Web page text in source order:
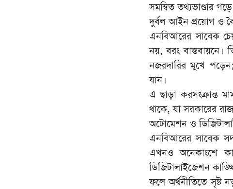
সমন্বিত তথ্যভাণ্ডার
দুর্বল আইন প্রয়োগ ও
এনবিআরের সাবেক
নয়, বরং
নজরদারির মুখে
যান।
এ ছাড়া করসংক্রান্ত
থাকে, যা সরকারের
অটোমেশন ও
এনবিআরের সাবেক
এখনও অনেকাংশে
ডিজিটালাইজেশন
ফলে অর্থনীতিতে